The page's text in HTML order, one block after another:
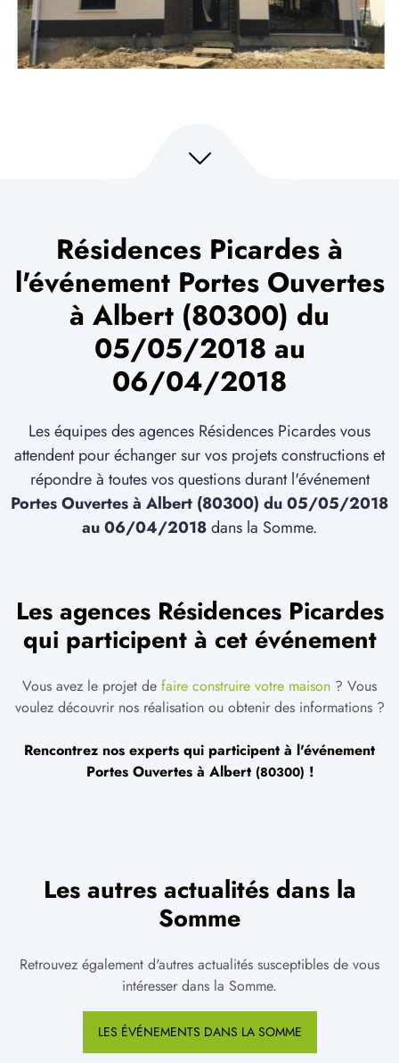
Résidences Picardes à
l'événement Portes Ouvertes
à Albert (80300) du
05/05/2018 au
06/04/2018
Les équipes des agences Résidences Picardes vous
attendent pour échanger sur vos projets constructions et
répondre à toutes vos questions durant l'événement
Portes Ouvertes à Albert (80300) du 05/05/2018
au 06/04/2018dans la Somme.
Les agences Résidences Picardes
qui participent à cet événement
Vous avez le projet de faire construire votre maison ? Vous
voulez découvrir nos réalisation ou obtenir des informations ?
Rencontrez nos experts qui participent à l'événement
Portes Ouvertes à Albert (80300) !
Les autres actualités dans la
Somme
Retrouvez également d'autres actualités susceptibles de vous
intéresser dans la Somme.
LES ÉVÉNEMENTS DANS LA SOMME